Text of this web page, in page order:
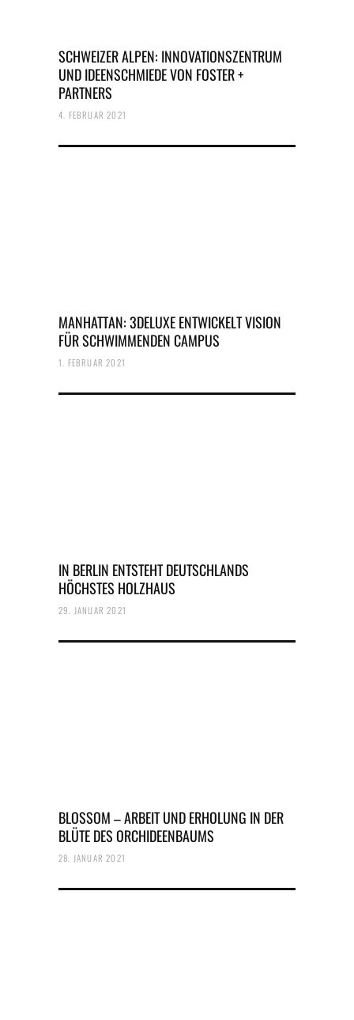
SCHWEIZER ALPEN: INNOVATIONSZENTRUM
UND IDEENSCHMIEDE VON FOSTER +
PARTNERS
4. FEBRUAR 2021
MANHATTAN: 3DELUXE ENTWICKELT VISION
FÜR SCHWIMMENDEN CAMPUS
1. FEBRUAR 2021
IN BERLIN ENTSTEHT DEUTSCHLANDS
HÖCHSTES HOLZHAUS
29. JANUAR 2021
BLOSSOM – ARBEIT UND ERHOLUNG IN DER
BLÜTE DES ORCHIDEENBAUMS
28. JANUAR 2021